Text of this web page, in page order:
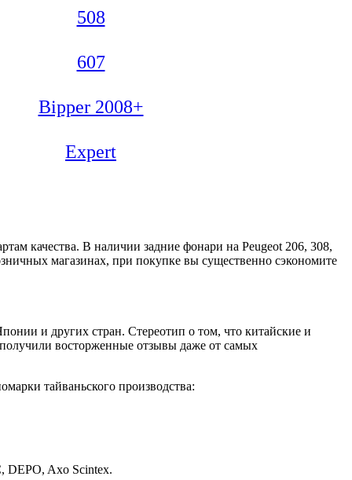
508
607
Bipper 2008+
Expert
качества. В наличии задние фонари на Peugeot 206, 308,
магазинах, при покупке вы существенно сэкономите
и других стран. Стереотип о том, что китайские и
восторженные отзывы даже от самых
тайваньского производства:
DEPO, Axo Scintex.